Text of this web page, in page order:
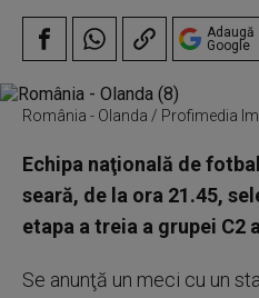
Adaugă
Google
România - Olanda / Profimedia
Echipa naţională de
seară, de la ora 21.45,
etapa a treia a grupei C2
Se anunţă un meci cu un